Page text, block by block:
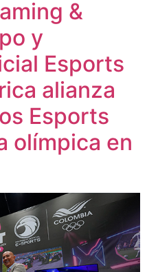
&
y
Esports
alianza
Esports
olímpica en